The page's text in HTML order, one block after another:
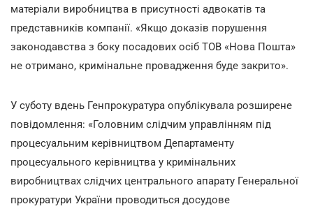
матеріали виробництва в присутності адвокатів та
представників компанії. «Якщо доказів порушення
законодавства з боку посадових осіб ТОВ «Нова Пошта»
не отримано, кримінальне провадження буде закрито».
У суботу вдень Генпрокуратура опублікувала розширене
повідомлення: «Головним слідчим управлінням під
процесуальним керівництвом Департаменту
процесуального керівництва у кримінальних
виробництвах слідчих центрального апарату Генеральної
прокуратури України проводиться досудове